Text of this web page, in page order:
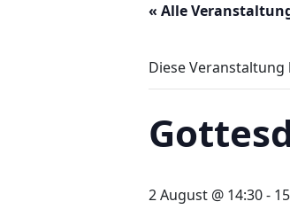
« Alle
Diese
2 August @ 14:30-